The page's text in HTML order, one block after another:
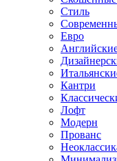
Стиль
Евро
Кантри
Лофт
Модерн
Прованс